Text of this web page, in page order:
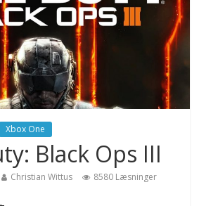
Xbox One
Black Ops III
Christian Wittus 8580 Læsninger